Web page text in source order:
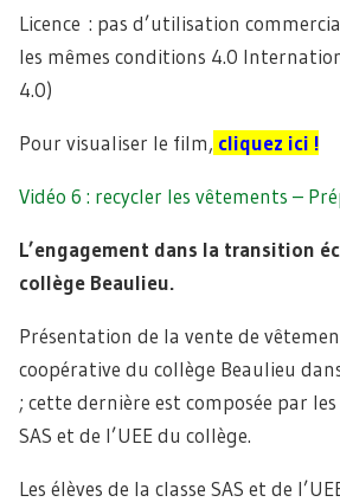
Licence : pas d’utilisation
les mêmes conditions 4.0
4.0)
Pour visualiser le film, cliquez ici !
Vidéo 6 : recycler les vêtements –
L’engagement dans la transition
collège Beaulieu.
Présentation de la vente de
coopérative du collège Beaulieu
; cette dernière est composée par les
SAS et de l’UEE du collège.
Les élèves de la classe SAS et de